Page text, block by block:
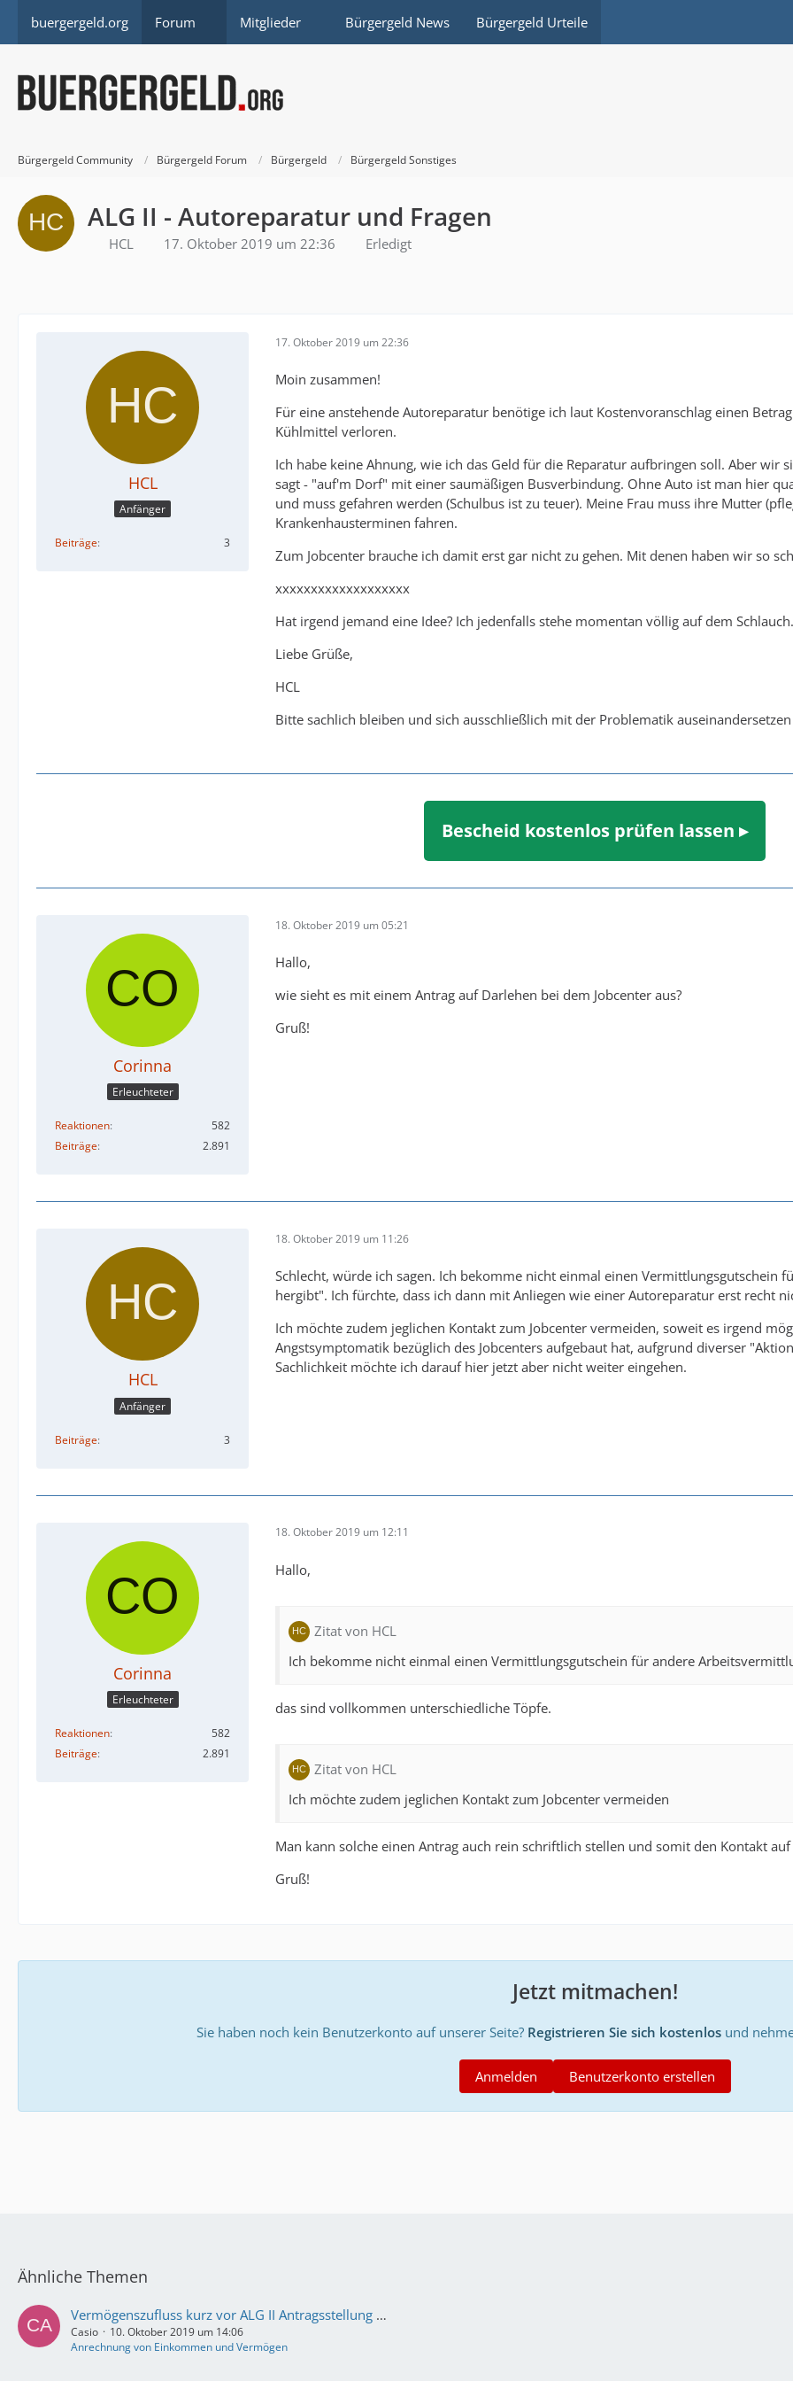
buergergeld.org Forum Mitglieder Bürgergeld News Bürgergeld Urteile
Bürgergeld Community Bürgergeld Forum Bürgergeld Bürgergeld Sonstiges
ALG II - Autoreparatur und Fragen
HCL 17. Oktober 2019 um 22:36 Erledigt
HCL
Anfänger
Beiträge 3
17. Oktober 2019 um 22:36
Moin zusammen!
Für eine anstehende Autoreparatur benötige ich laut Kostenvoranschlag einen
Kühlmittel verloren.
Ich habe keine Ahnung, wie ich das Geld für die Reparatur aufbringen soll. Aber wir
sagt - "auf'm Dorf" mit einer saumäßigen Busverbindung. Ohne Auto ist man hier
und muss gefahren werden (Schulbus ist zu teuer). Meine Frau muss ihre Mutter
Krankenhausterminen fahren.
Zum Jobcenter brauche ich damit erst gar nicht zu gehen. Mit denen haben wir so
xxxxxxxxxxxxxxxxxxx
Hat irgend jemand eine Idee? Ich jedenfalls stehe momentan völlig auf dem Schlauch.
Liebe Grüße,
HCL
Bitte sachlich bleiben und sich ausschließlich mit der Problematik auseinandersetzen
Bescheid kostenlos prüfen lassen ▸
Corinna
Erleuchteter
Reaktionen
582
Beiträge
2.891
18. Oktober 2019 um 05:21
Hallo,
wie sieht es mit einem Antrag auf Darlehen bei dem Jobcenter aus?
Gruß!
HCL
Anfänger
Beiträge 3
18. Oktober 2019 um 11:26
Schlecht, würde ich sagen. Ich bekomme nicht einmal einen Vermittlungsgutschein
hergibt". Ich fürchte, dass ich dann mit Anliegen wie einer Autoreparatur erst recht
Ich möchte zudem jeglichen Kontakt zum Jobcenter vermeiden, soweit es irgend
Angstsymptomatik bezüglich des Jobcenters aufgebaut hat, aufgrund diverser
Sachlichkeit möchte ich darauf hier jetzt aber nicht weiter eingehen.
Corinna
Erleuchteter
Reaktionen
582
Beiträge
2.891
18. Oktober 2019 um 12:11
Hallo,
Zitat von HCL
Ich bekomme nicht einmal einen Vermittlungsgutschein für andere
das sind vollkommen unterschiedliche Töpfe.
Zitat von HCL
Ich möchte zudem jeglichen Kontakt zum Jobcenter vermeiden
Man kann solche einen Antrag auch rein schriftlich stellen und somit den Kontakt
Gruß!
Jetzt mitmachen!
Sie haben noch kein Benutzerkonto auf unserer Seite? Registrieren Sie sich kostenlosund
Benutzerkonto erstellen
Anmelden
Ähnliche Themen
Vermögenszufluss kurz vor ALG II Antragsstellung und weitere Fragen
Casio
10. Oktober 2019 um 14:06
Anrechnung von Einkommen und Vermögen